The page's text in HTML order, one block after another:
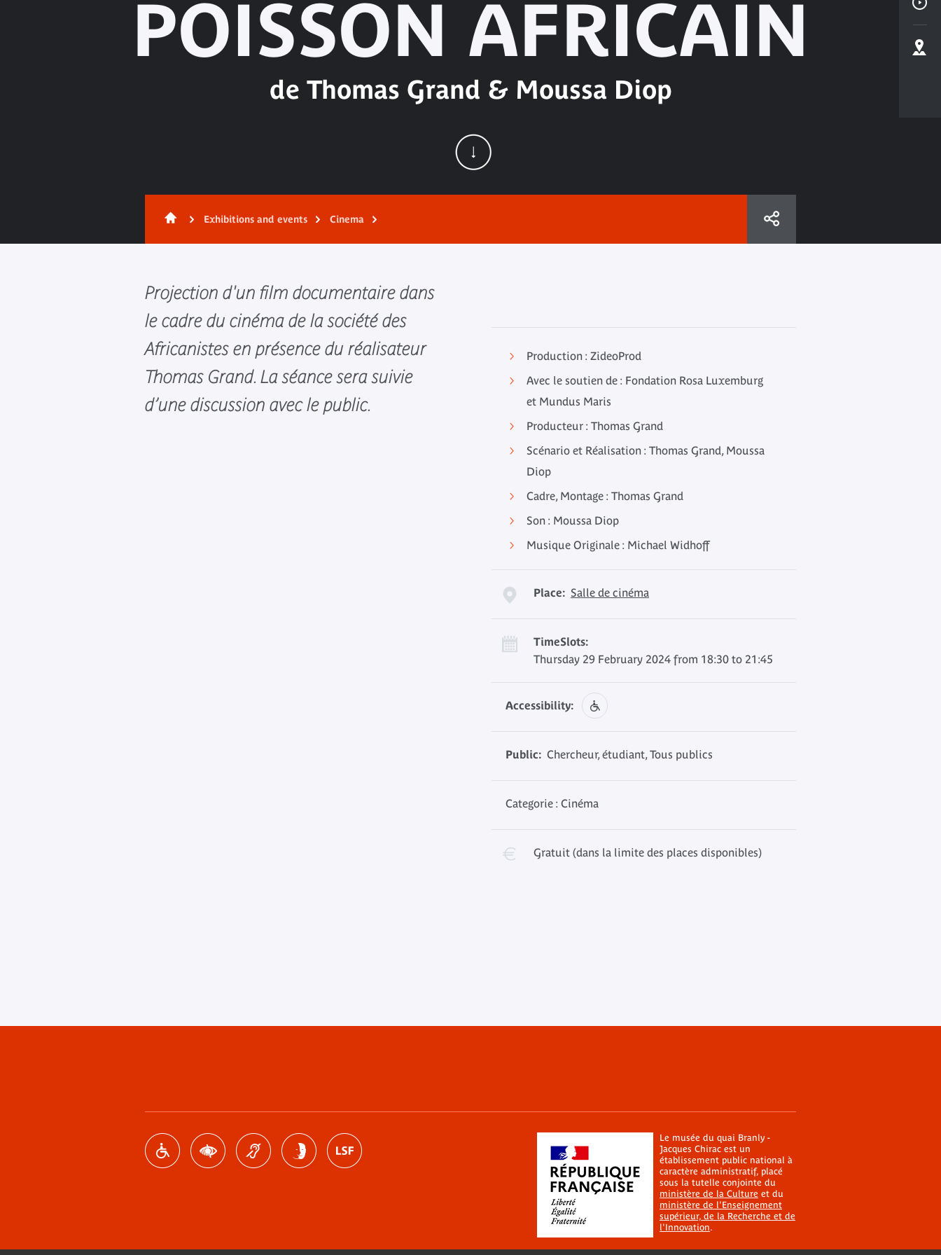
POISSON AFRICAIN
de Thomas Grand & Moussa Diop
Exhibitions and events Cinema
Projection d'un film documentaire dans
le cadre du cinéma de la société des
Africanistes en présence du réalisateur
Thomas Grand. La séance sera suivie
d’une discussion avec le public.
Production : ZideoProd
Avec le soutien de : Fondation Rosa Luxemburg
et Mundus Maris
Producteur : Thomas Grand
Scénario et Réalisation : Thomas Grand, Moussa
Diop
Cadre, Montage : Thomas Grand
Son : Moussa Diop
Musique Originale : Michael Widhoff
Place: Salle de cinéma
TimeSlots:
Thursday 29 February 2024 from 18:30 to 21:45
Accessibility:
Public: Chercheur, étudiant, Tous publics
Categorie : Cinéma
Gratuit (dans la limite des places disponibles)
menu
Le musée du quai Branly -
Jacques Chirac est un
établissement public national à
caractère administratif, placé
sous la tutelle conjointe du
ministère de la Culture et du
ministère de l'Enseignement
supérieur, de la Recherche et de
l'Innovation.